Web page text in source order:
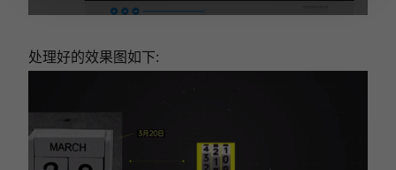
处理好的效果图如下: